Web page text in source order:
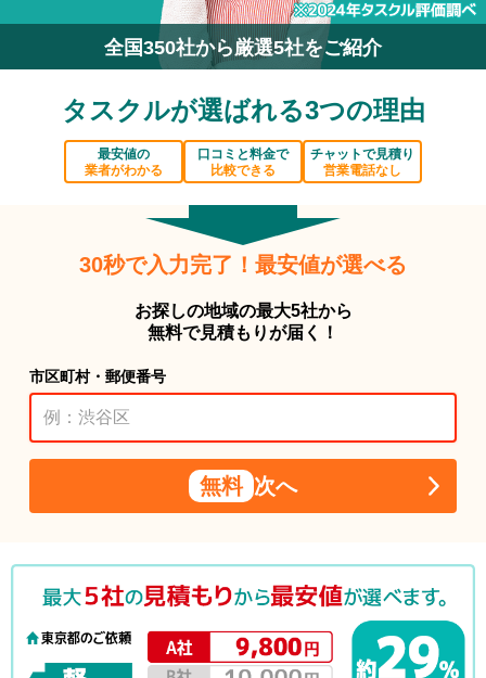
全国350社から厳選5社をご紹介
タスクルが選ばれる3つの理由
最安値の
業者がわかる
口コミと料金で
比較できる
チャットで見積り
営業電話なし
30秒で入力完了！最安値が選べる
お探しの地域の最大5社から
無料で見積もりが届く！
市区町村・郵便番号
無料 次へ